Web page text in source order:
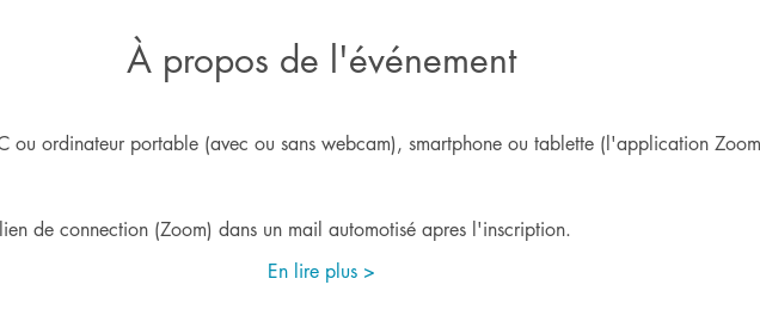
À propos de l'événement
ou ordinateur portable (avec ou sans webcam), smartphone ou tablette (l'application
de connection (Zoom) dans un mail automotisé apres l'inscription.
En lire plus >